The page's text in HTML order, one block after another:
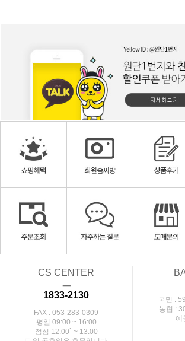
CS CENTER
ㅡ
1833-2130
FAX : 053-283-0309
평일 09:00 ~ 16:00
점심 12:00` ~ 13:00
국민 :
농협 :
예